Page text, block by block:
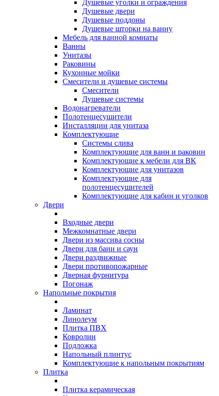
Душевые уголки и ограждения
Душевые двери
Душевые поддоны
Душевые шторки на ванну
Мебель для ванной комнаты
Ванны
Унитазы
Раковины
Кухонные мойки
Смесители и душевые системы
Смесители
Душевые системы
Водонагреватели
Полотенцесушители
Инсталляции для унитаза
Комплектующие
Системы слива
Комплектующие для ванн и раковин
Комплектующие к мебели для ВК
Комплектующие для унитазов
Комплектующие для
полотенцесушителей
Комплектующие для кабин и уголков
Двери
Входные двери
Межкомнатные двери
Двери из массива сосны
Двери для бани и саун
Двери раздвижные
Двери противопожарные
Дверная фурнитура
Погонаж
Напольные покрытия
Ламинат
Линолеум
Плитка ПВХ
Ковролин
Подложка
Напольный плинтус
Комплектующие к напольным покрытиям
Плитка
Плитка керамическая